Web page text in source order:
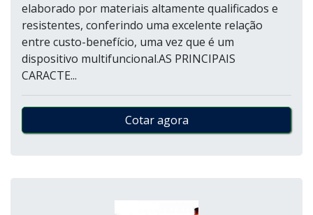
elaborado por materiais altamente qualificados e
resistentes, conferindo uma excelente relação
entre custo-benefício, uma vez que é um
dispositivo multifuncional.AS PRINCIPAIS
CARACTE...
Cotar agora